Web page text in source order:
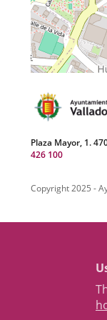
Plaza Mayor, 1.
426 100
Copyright 2025 -